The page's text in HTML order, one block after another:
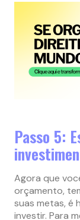
Passo 5:
Agora que
orçamento,
suas metas, é
investir. Para